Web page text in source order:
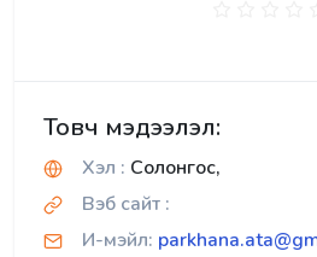
Товч мэдээлэл:
Хэл : Солонгос,
Вэб сайт :
И-мэйл: